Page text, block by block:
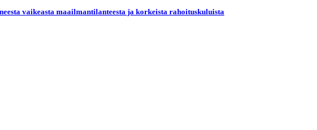
vaikeasta maailmantilanteesta ja korkeista rahoituskuluista